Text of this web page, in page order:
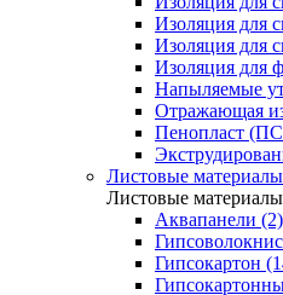
Изоляция для
Изоляция для
Изоляция для
Напыляемые
Отражающая
Пенопласт
Листовые материалы
Листовые материалы
Аквапанели (2)
Гипсокартон